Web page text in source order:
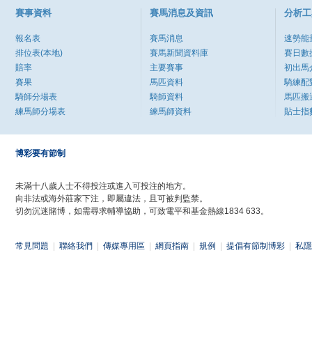
賽事資料
報名表
排位表(本地)
賠率
賽果
騎師分場表
練馬師分場表
賽馬消息及資訊
賽馬消息
賽馬新聞資料庫
主要賽事
馬匹資料
騎師資料
練馬師資料
分析
速勢能
賽日數
初出馬
騎練配
馬匹搬
貼士指
博彩要有節制
未滿十八歲人士不得投注或進入可投注的地方。
向非法或海外莊家下注，即屬違法，且可被判監禁。
切勿沉迷賭博，如需尋求輔導協助，可致電平和基金熱線1834 633。
常見問題 聯絡我們 傳媒專用區 網頁指南 規例 提倡有節制博彩 私